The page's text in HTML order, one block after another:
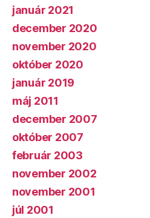
január 2021
december 2020
november 2020
október 2020
január 2019
máj 2011
december 2007
október 2007
február 2003
november 2002
november 2001
júl 2001